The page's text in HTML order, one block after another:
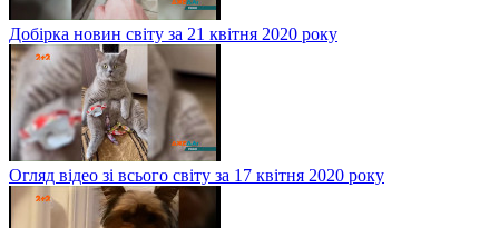
Добірка новин світу за 21 квітня 2020 року
Огляд відео зі всього світу за 17 квітня 2020 року